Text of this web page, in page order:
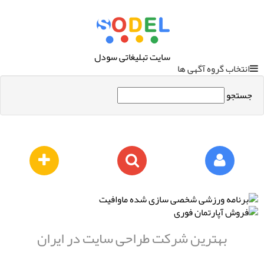
سایت تبلیغاتی سودل
انتخاب گروه آگهی ها
جستجو
بهترین شرکت طراحی سایت در ایران